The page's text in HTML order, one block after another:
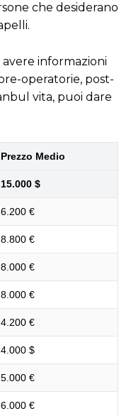
che desiderano
operatorie, post-
vita, puoi dare
Prezzo Medio
15.000 $
6.200 €
8.800 €
8.000 €
8.000 €
4.200 €
4.000 $
5.000 €
6.000 €